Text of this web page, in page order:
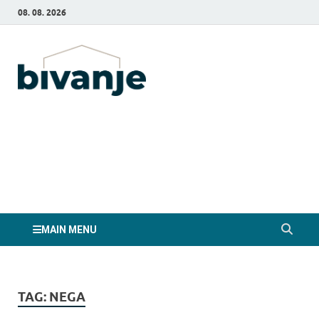
08. 08. 2026
MAIN MENU
TAG: NEGA